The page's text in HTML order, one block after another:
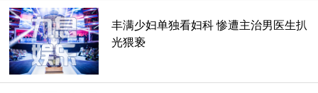
丰满少妇单独看妇科 惨遭主治男医生扒
光猥亵